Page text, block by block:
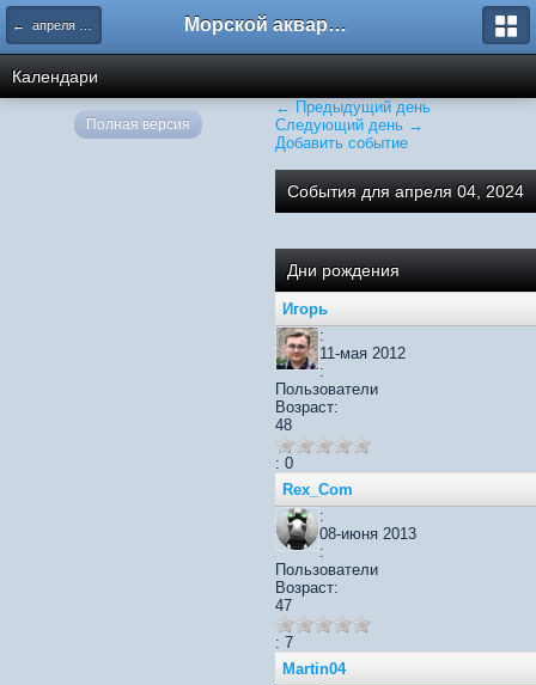
← апреля 2024 Морской аквариум. Форумы ReefCentral.ru
Календари
← Предыдущий день
Следующий день →
Добавить событие
События для апреля 04, 2024
Дни рождения
Игорь
:
11-мая 2012
:
Пользователи
Возраст:
48
: 0
Rex_Com
:
08-июня 2013
:
Пользователи
Возраст:
47
: 7
Martin04
Полная версия